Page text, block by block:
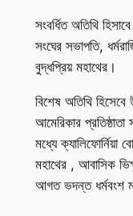
সংবর্ধিত অতিথি
সংঘের সভাপতি,
বুদ্ধপ্রিয় মহাথের।
বিশেষ অতিথি
আমেরিকার
মধ্যে ক্যালিফোর্নিয়া
মহাথের , আবাসিক
আগত ভদন্ত ধর্মবংশ